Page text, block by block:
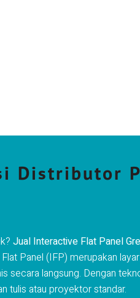
Distributor
Jual Interactive Flat Panel
Panel (IFP) merupakan
secara langsung. Dengan
tulis atau proyektor standar.